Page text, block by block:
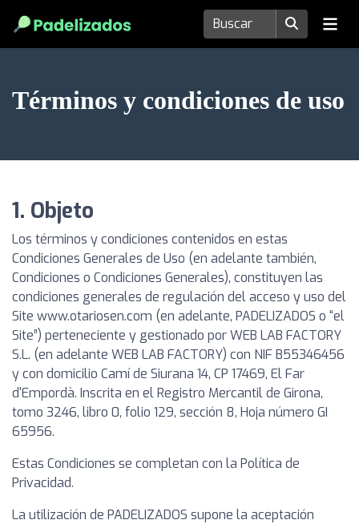
Términos y condiciones de uso
1. Objeto
Los términos y condiciones contenidos en estas
Condiciones Generales de Uso (en adelante también,
Condiciones o Condiciones Generales), constituyen las
condiciones generales de regulación del acceso y uso del
Site www.otariosen.com (en adelante, PADELIZADOS o “el
Site”) perteneciente y gestionado por WEB LAB FACTORY
S.L. (en adelante WEB LAB FACTORY) con NIF B55346456
y con domicilio Camí de Siurana 14, CP 17469, El Far
d'Empordà. Inscrita en el Registro Mercantil de Girona,
tomo 3246, libro 0, folio 129, sección 8, Hoja número GI
65956.
Estas Condiciones se completan con la Política de
Privacidad.
La utilización de PADELIZADOS supone la aceptación